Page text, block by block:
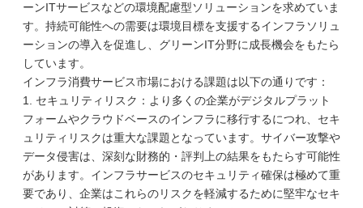
ーンITサービスなどの環境配慮型ソリューションを求めていま
す。持続可能性への需要は環境目標を支援するインフラソリュ
ーションの導入を促進し、グリーンIT分野に成長機会をもたら
しています。
インフラ消費サービス市場における課題は以下の通りです：
1. セキュリティリスク：より多くの企業がデジタルプラット
フォームやクラウドベースのインフラに移行するにつれ、セキ
ュリティリスクは重大な課題となっています。サイバー攻撃や
データ侵害は、深刻な財務的・評判上の結果をもたらす可能性
があります。インフラサービスのセキュリティ確保は極めて重
要であり、企業はこれらのリスクを軽減するために堅牢なセキ